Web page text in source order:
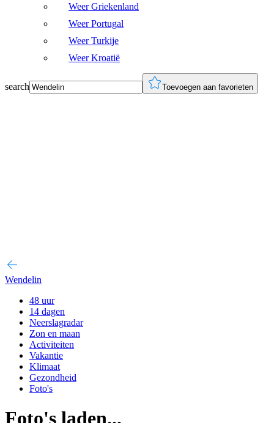
Weer Griekenland
Weer Portugal
Weer Turkije
Weer Kroatië
search Toevoegen aan favorieten
Wendelin
48 uur
14 dagen
Neerslagradar
Zon en maan
Activiteiten
Vakantie
Klimaat
Gezondheid
Foto's
Foto's laden...